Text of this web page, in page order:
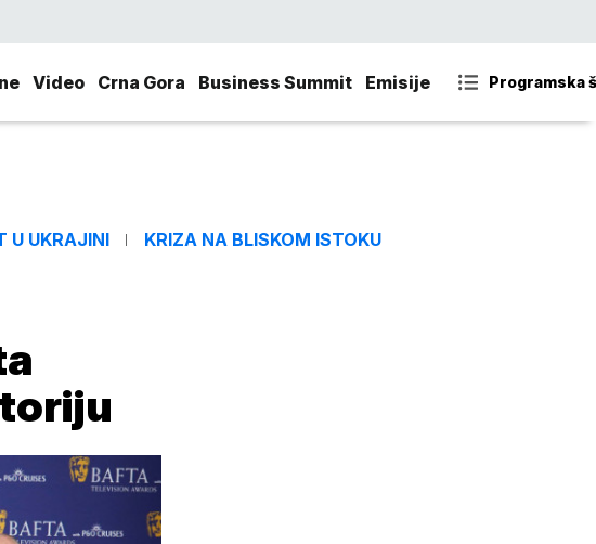
Video Crna Gora Business Summit Emisije Programska
U UKRAJINI KRIZA NA BLISKOM ISTOKU